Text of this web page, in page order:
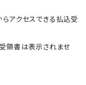
アクセスできる払込受
領書は表示されませ